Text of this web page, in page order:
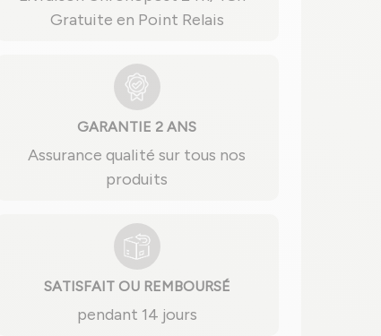
Gratuite en Point Relais
GARANTIE 2 ANS
Assurance qualité sur tous nos
produits
SATISFAIT OU REMBOURSÉ
pendant 14 jours